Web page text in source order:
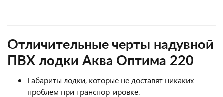
Отличительные черты надувной
ПВХ лодки Аква Оптима 220
Габариты лодки, которые не доставят никаких
проблем при транспортировке.